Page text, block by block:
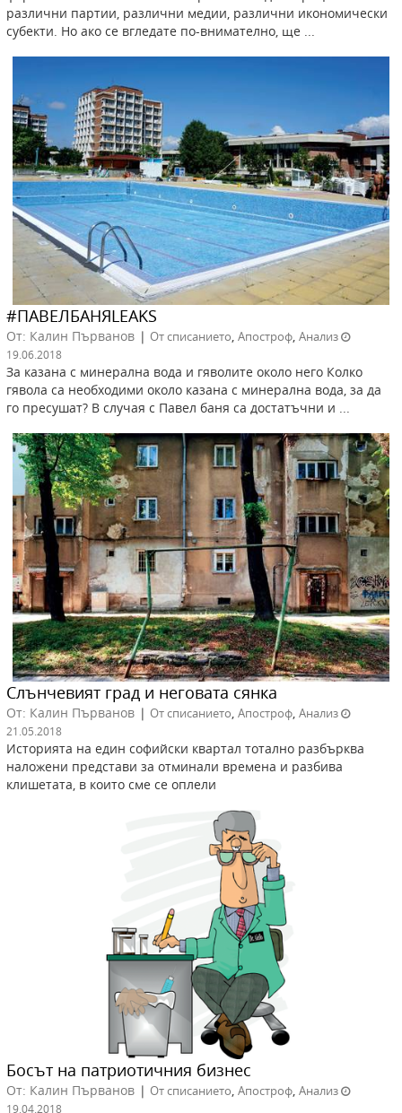
различни партии, различни медии, различни икономически
субекти. Но ако се вгледате по-внимателно, ще ...
#ПАВЕЛБАНЯLEAKS
От: Калин Първанов | От списанието, Апостроф, Анализ
19.06.2018
За казана с минерална вода и гяволите около него Колко
гявола са необходими около казана с минерална вода, за да
го пресушат? В случая с Павел баня са достатъчни и ...
Слънчевият град и неговата сянка
От: Калин Първанов | От списанието, Апостроф, Анализ
21.05.2018
Историята на един софийски квартал тотално разбърква
наложени представи за отминали времена и разбива
клишетата, в които сме се оплели
Босът на патриотичния бизнес
От: Калин Първанов | От списанието Апостроф Анализ
19.04.2018